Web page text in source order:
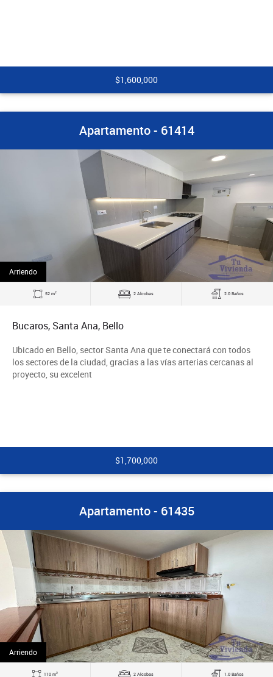
$1,600,000
Apartamento - 61414
Arriendo
52 m2 2 Alcobas 2.0 Baños
Bucaros, Santa Ana, Bello
Ubicado en Bello, sector Santa Ana que te conectará con todos
los sectores de la ciudad, gracias a las vías arterias cercanas al
proyecto, su excelent
$1,700,000
Apartamento - 61435
Arriendo
110 m2 2 Alcobas 1.0 Baños